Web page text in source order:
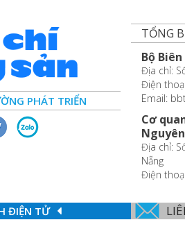
PHÁT TRIỂN
TỔNG
Bộ
Địa chỉ:
Điện
Email:
Cơ
Địa chỉ:
Nẵng
Điện
ĐIỆN TỬ